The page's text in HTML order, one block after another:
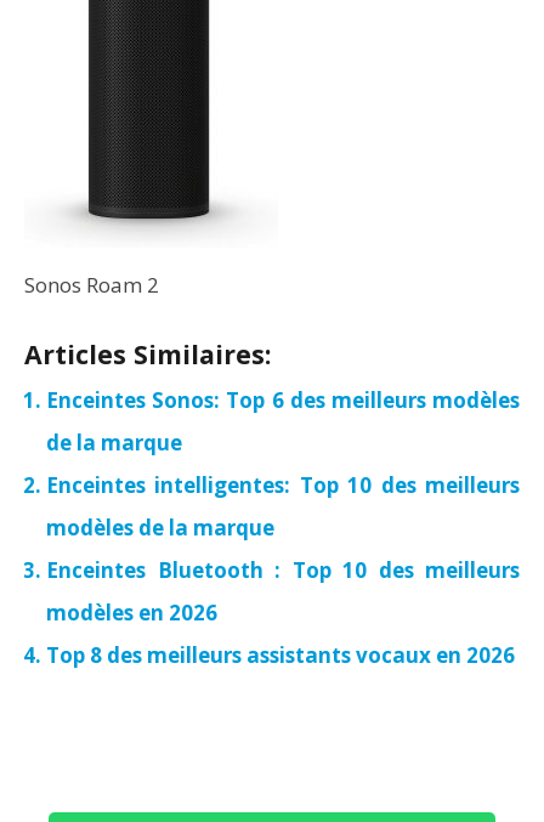
Sonos Roam 2
Articles Similaires:
Enceintes Sonos: Top 6 des meilleurs modèles
de la marque
Enceintes intelligentes: Top 10 des meilleurs
modèles de la marque
Enceintes Bluetooth : Top 10 des meilleurs
modèles en 2026
Top 8 des meilleurs assistants vocaux en 2026